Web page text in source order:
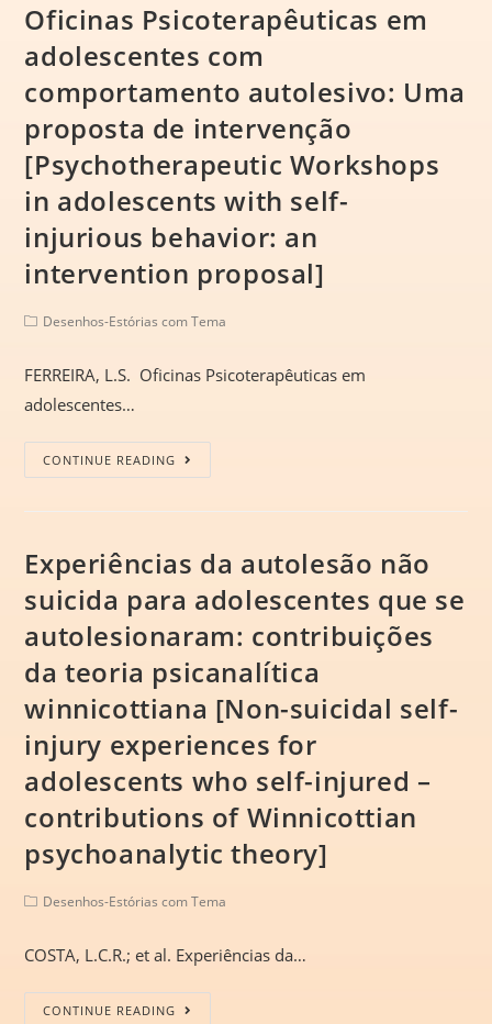
Oficinas Psicoterapêuticas em
adolescentes com
comportamento autolesivo: Uma
proposta de intervenção
[Psychotherapeutic Workshops
in adolescents with self-
injurious behavior: an
intervention proposal]
Desenhos-Estórias com Tema
FERREIRA, L.S. Oficinas Psicoterapêuticas em
adolescentes…
CONTINUE READING
Experiências da autolesão não
suicida para adolescentes que se
autolesionaram: contribuições
da teoria psicanalítica
winnicottiana [Non-suicidal self-
injury experiences for
adolescents who self-injured –
contributions of Winnicottian
psychoanalytic theory]
Desenhos-Estórias com Tema
COSTA, L.C.R.; et al. Experiências da…
CONTINUE READING